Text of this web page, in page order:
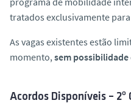
tratados exclusivamente
As vagas existentes estão
momento,sem
Acordos Disponíveis –